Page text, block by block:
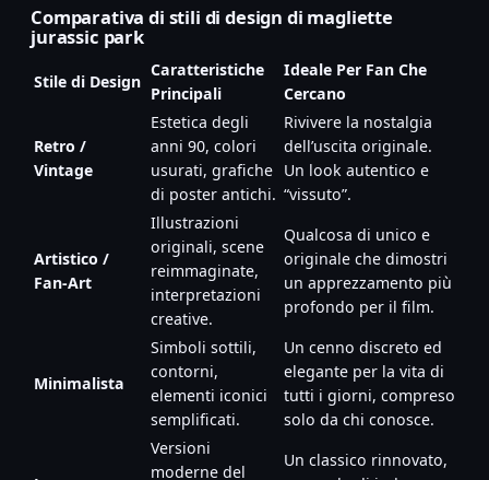
Comparativa di stili di design di magliette
jurassic park
Stile di Design
Caratteristiche
Principali
Ideale Per Fan Che
Cercano
Retro /
Vintage
Estetica degli
anni 90, colori
usurati, grafiche
di poster antichi.
Rivivere la nostalgia
dell’uscita originale.
Un look autentico e
“vissuto”.
Artistico /
Fan-Art
Illustrazioni
originali, scene
reimmaginate,
interpretazioni
creative.
Qualcosa di unico e
originale che dimostri
un apprezzamento più
profondo per il film.
Minimalista
Simboli sottili,
contorni,
elementi iconici
semplificati.
Un cenno discreto ed
elegante per la vita di
tutti i giorni, compreso
solo da chi conosce.
Versioni
moderne del
Un classico rinnovato,